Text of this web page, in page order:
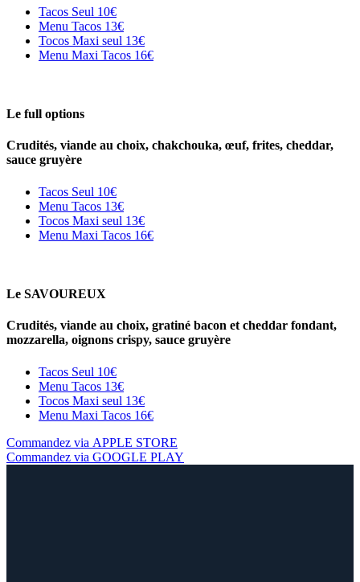
Tacos Seul 10€
Menu Tacos 13€
Tocos Maxi seul 13€
Menu Maxi Tacos 16€
Le full options
Crudités, viande au choix, chakchouka, œuf, frites, cheddar,
sauce gruyère
Tacos Seul 10€
Menu Tacos 13€
Tocos Maxi seul 13€
Menu Maxi Tacos 16€
Le SAVOUREUX
Crudités, viande au choix, gratiné bacon et cheddar fondant,
mozzarella, oignons crispy, sauce gruyère
Tacos Seul 10€
Menu Tacos 13€
Tocos Maxi seul 13€
Menu Maxi Tacos 16€
Commandez via APPLE STORE
Commandez via GOOGLE PLAY